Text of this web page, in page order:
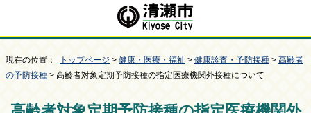
現在の位置： トップページ > 健康・医療・福祉 > 健康診査・予防接種 > 高齢者
の予防接種 > 高齢者対象定期予防接種の指定医療機関外接種について